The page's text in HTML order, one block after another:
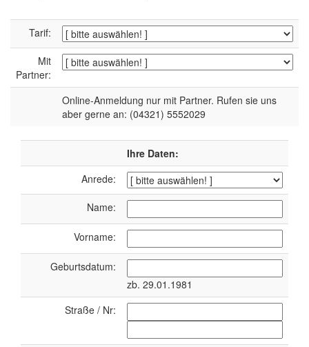
Tarif:
Mit
Partner:
Online-Anmeldung nur mit Partner. Rufen sie uns
aber gerne an: (04321) 5552029
Ihre Daten:
Anrede:
Name:
Vorname:
Geburtsdatum:
zb. 29.01.1981
Straße / Nr: